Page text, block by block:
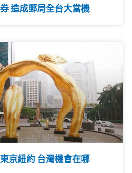
造成郵局全台大當機
京紐約 台灣機會在哪